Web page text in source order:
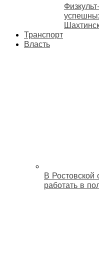
Транспорт
Власть
В Ростовской
работать в